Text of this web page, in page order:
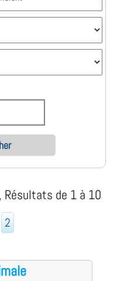
de 1 à 10
2